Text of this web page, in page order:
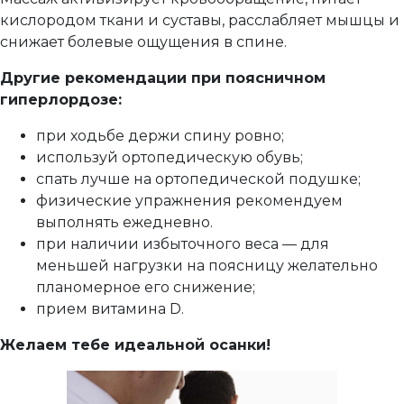
кислородом ткани и суставы, расслабляет мышцы и
снижает болевые ощущения в спине.
Другие рекомендации при поясничном
гиперлордозе:
при ходьбе держи спину ровно;
используй ортопедическую обувь;
спать лучше на ортопедической подушке;
физические упражнения рекомендуем
выполнять ежедневно.
при наличии избыточного веса — для
меньшей нагрузки на поясницу желательно
планомерное его снижение;
прием витамина D.
Желаем тебе идеальной осанки!